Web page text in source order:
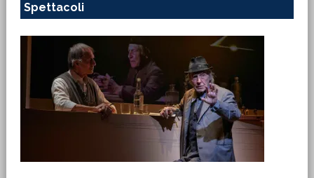
Spettacoli